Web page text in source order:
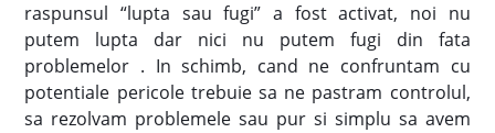
raspunsul “lupta sau fugi” a fost activat, noi nu
putem lupta dar nici nu putem fugi din fata
problemelor . In schimb, cand ne confruntam cu
potentiale pericole trebuie sa ne pastram controlul,
sa rezolvam problemele sau pur si simplu sa avem